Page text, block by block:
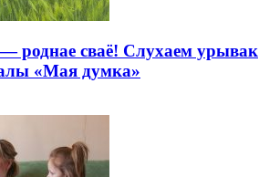
роднае сваё! Слухаем урывак
«Мая думка»